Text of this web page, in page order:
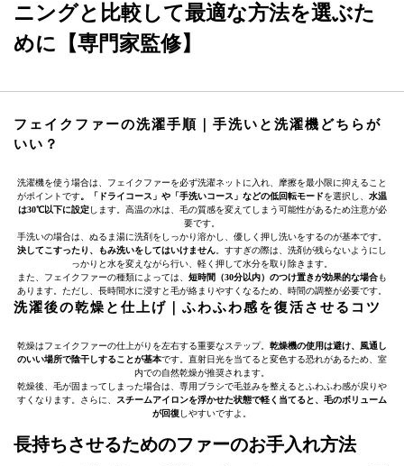
ニングと比較して最適な方法を選ぶた
めに【専門家監修】
フェイクファーの洗濯手順｜手洗いと洗濯機どちらが
いい？
洗濯機を使う場合は、フェイクファーを必ず洗濯ネットに入れ、摩擦を最小限に抑えること
がポイントです。「ドライコース」や「手洗いコース」などの低回転モードを選択し、 水温
は30℃以下に設定します。高温の水は、毛の質感を変えてしまう可能性があるため注意が必
要です。
手洗いの場合は、ぬるま湯に洗剤をしっかり溶かし、優しく押し洗いをするのが基本です。
決してこすったり、もみ洗いをしてはいけません 。すすぎの際は、洗剤が残らないようにし
っかりと水を変えながら行い、軽く押して水分を取り除きます。
また、フェイクファーの種類によっては、 短時間（30分以内）のつけ置きが効果的な場合も
あります。ただし、長時間水に浸すと毛が絡まりやすくなるため、時間の調整が必要です。
洗濯後の乾燥と仕上げ｜ふわふわ感を復活させるコツ
乾燥はフェイクファーの仕上がりを左右する重要なステップ。 乾燥機の使用は避け、風通し
のいい場所で陰干しすることが基本です。直射日光を当てると変色する恐れがあるため、室
内での自然乾燥が推奨されます。
乾燥後、毛が固まってしまった場合は、専用ブラシで毛並みを整えるとふわふわ感が戻りや
すくなります。さらに、 スチームアイロンを浮かせた状態で軽く当てると、毛のボリューム
が回復しやすいですよ。
長持ちさせるためのファーのお手入れ方法